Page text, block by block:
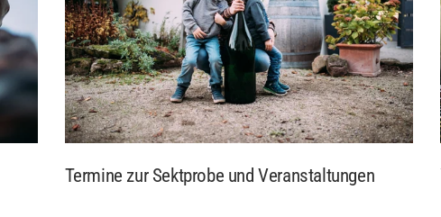
Termine zur Sektprobe und Veranstaltungen